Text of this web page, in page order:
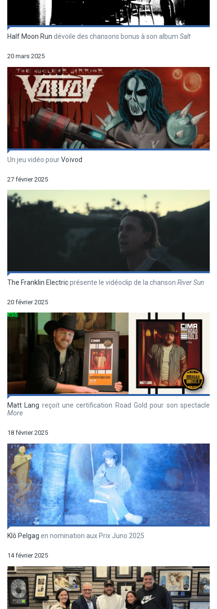
Half Moon Run dévoile des chansons bonus à son album Salt
20 mars 2025
Un jeu vidéo pourVoïvod
27 février 2025
The Franklin Electricprésente le vidéoclip de la chanson River Sun
20 février 2025
Matt Lang reçoit une certification Road Gold pour son spectacle
More
18 février 2025
Klô Pelgag en nomination aux Prix Juno 2025
14 février 2025